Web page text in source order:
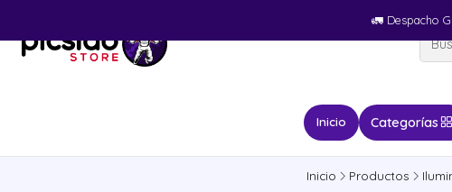
Inicio Categorías
🚛​ Despacho
Inicio Productos